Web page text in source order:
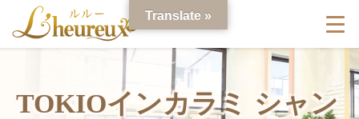
TOKIOインカラミ シャン
Translate »